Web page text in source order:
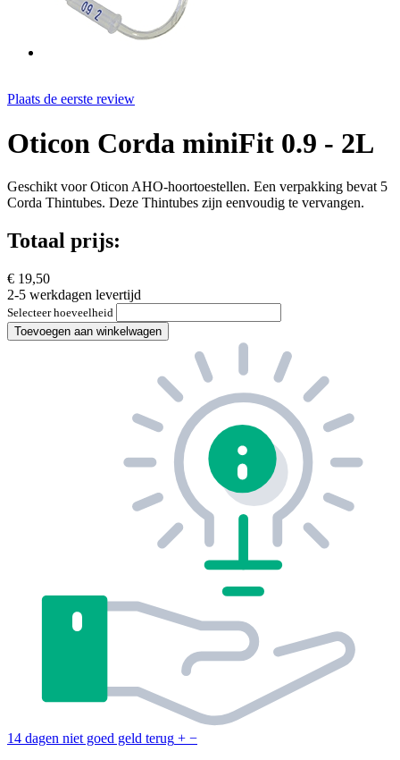
Plaats de eerste review
Oticon Corda miniFit 0.9 - 2L
Geschikt voor Oticon AHO-hoortoestellen. Een verpakking bevat 5
Corda Thintubes. Deze Thintubes zijn eenvoudig te vervangen.
Totaal prijs:
€ 19,50
2-5 werkdagen levertijd
Selecteer hoeveelheid
Toevoegen aan winkelwagen
14 dagen niet goed geld terug + −